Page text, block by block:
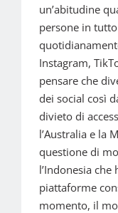
un’abitudine
persone in
Instagram,
pensare che
dei social così
divieto di
l’Australia e la
questione di
l’Indonesia
piattaforme
momento, il